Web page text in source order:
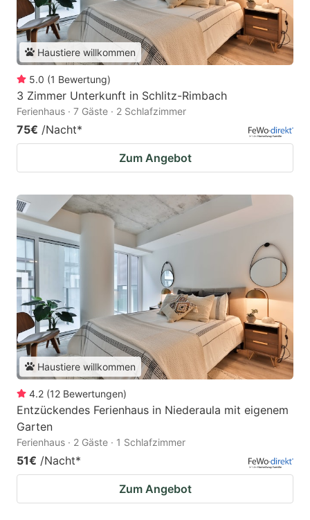
Haustiere willkommen
5.0 (1 Bewertung)
3 Zimmer Unterkunft in Schlitz-Rimbach
Ferienhaus · 7 Gäste · 2 Schlafzimmer
75€ /Nacht*
Zum Angebot
Haustiere willkommen
4.2 (12 Bewertungen)
Entzückendes Ferienhaus in Niederaula mit eigenem
Garten
Ferienhaus · 2 Gäste · 1 Schlafzimmer
51€ /Nacht*
Zum Angebot